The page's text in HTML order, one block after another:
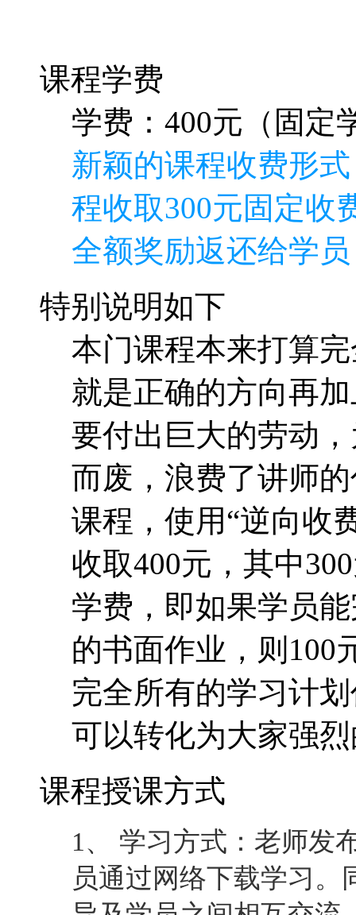
课程学费
学费：400元（固定
新颖的课程收费形
程收取300元固定收
全额奖励返还给学
特别说明如下
本门课程本来打算
就是正确的方向再
要付出巨大的劳动
而废，浪费了讲师
课程，使用“逆向收
收取400元，其中
学费，即如果学员
的书面作业，则100
完全所有的学习计
可以转化为大家强
课程授课方式
1、 学习方式：老师发
员通过网络下载学习